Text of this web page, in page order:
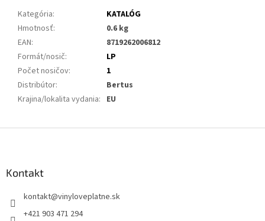
Kategória:
KATALÓG
Hmotnosť:
0.6 kg
EAN:
8719262006812
Formát/nosič:
LP
Počet nosičov:
1
Distribútor:
Bertus
Krajina/lokalita vydania: EU
Kontakt
kontakt@vinyloveplatne.sk
+421 903 471 294